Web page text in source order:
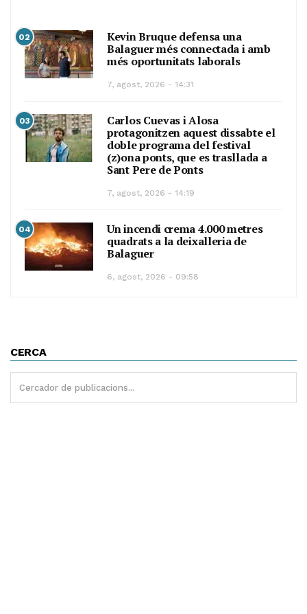
02
Kevin Bruque defensa una
Balaguer més connectada i amb
més oportunitats laborals
7, agost, 2026 - 14:31
03
Carlos Cuevas i Alosa
protagonitzen aquest dissabte el
doble programa del festival
(z)ona ponts, que es trasllada a
Sant Pere de Ponts
7, agost, 2026 - 14:19
04
Un incendi crema 4.000 metres
quadrats a la deixalleria de
Balaguer
6, agost, 2026 - 09:58
CERCA